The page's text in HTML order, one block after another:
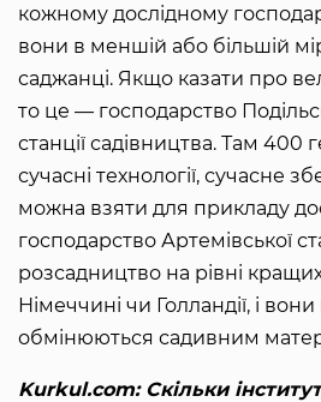
кожному дослідному
вони в меншій або більшій
саджанці. Якщо казати про
то це — господарство
станції садівництва. Там 400
сучасні технології, сучасне
можна взяти для прикладу
господарство Артемівської
розсадництво на рівні
Німеччині чи Голландії, і вони
обмінюються садивним
Kurkul.com: Скільки